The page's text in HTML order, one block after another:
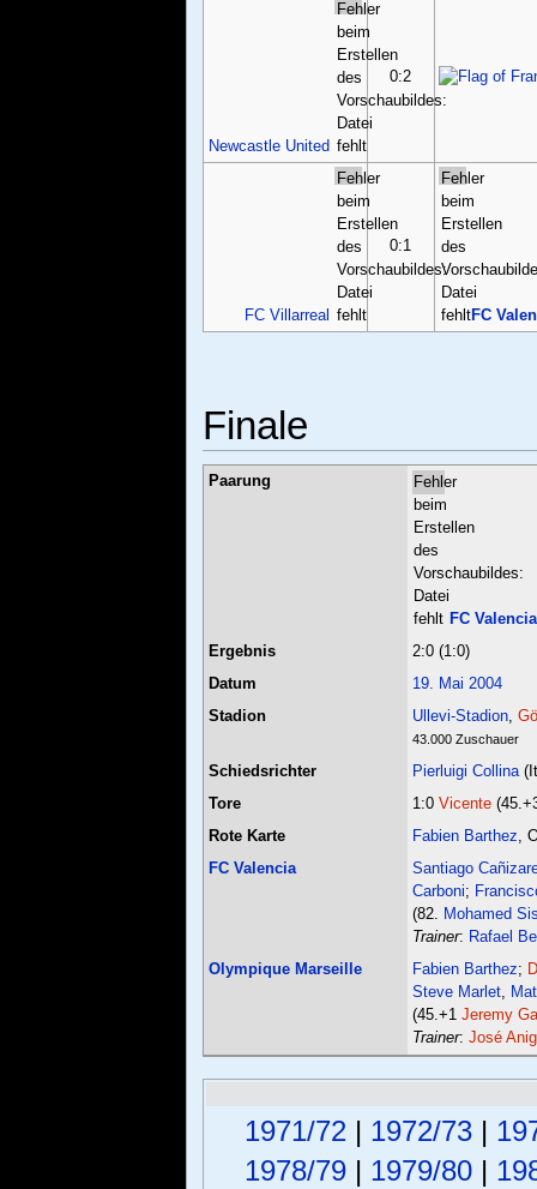
Newcastle United
Fehler
beim
Erstellen
des
Vorschaubildes:
Datei
fehlt
0:2
FC Villarreal
Fehler
beim
Erstellen
des
Vorschaubildes:
Datei
fehlt
0:1
Fehler
beim
Erstellen
des
Datei
fehltFC
Finale
Paarung
Fehler
beim
Erstellen
des
Vorschaubildes:
Datei
fehlt FC Valencia
Ergebnis
2:0 (1:0)
Datum
19. Mai 2004
Stadion
Ullevi-Stadion,
43.000 Zuschauer
Schiedsrichter Pierluigi Collina
Tore
1:0 Vicente
Rote Karte
Fabien Barthez,
FC Valencia
Santiago
Carboni;
(82. Mohamed
Trainer: Rafael
Olympique Marseille
Fabien Barthez;
Steve Marlet,
(45.+1 Jeremy
Trainer: José
1971/72| 1972/73|
1978/79| 1979/80|